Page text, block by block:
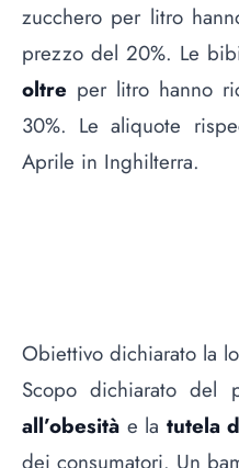
zucchero per litro
prezzo del 20%. Le
oltre per litro hanno
30%. Le aliquote
Aprile in Inghilterra.
Obiettivo dichiarato la
Scopo dichiarato del
all’obesità e la tutela